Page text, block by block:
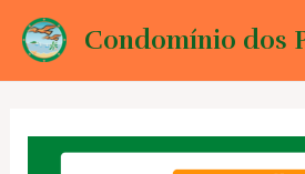
para
Condomínio dos